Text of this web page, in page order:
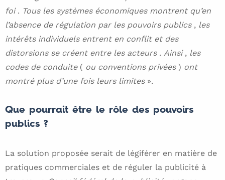
foi . Tous les systèmes économiques montrent qu’en
l’absence de régulation par les pouvoirs publics , les
intérêts individuels entrent en conflit et des
distorsions se créent entre les acteurs . Ainsi , les
codes de conduite ( ou conventions privées ) ont
montré plus d’une fois leurs limites ».
Que pourrait être le rôle des pouvoirs
publics ?
La solution proposée serait de légiférer en matière de
pratiques commerciales et de réguler la publicité à